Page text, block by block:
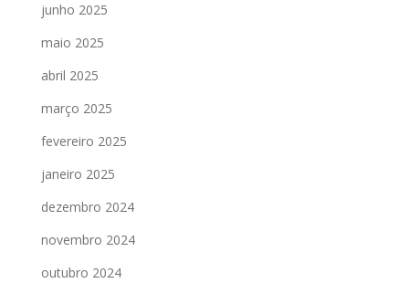
junho 2025
maio 2025
abril 2025
março 2025
fevereiro 2025
janeiro 2025
dezembro 2024
novembro 2024
outubro 2024